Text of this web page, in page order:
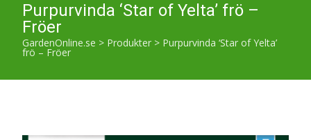
Purpurvinda ‘Star of Yelta’ frö –
Fröer
GardenOnline.se > Produkter > Purpurvinda ‘Star of Yelta’
frö – Fröer